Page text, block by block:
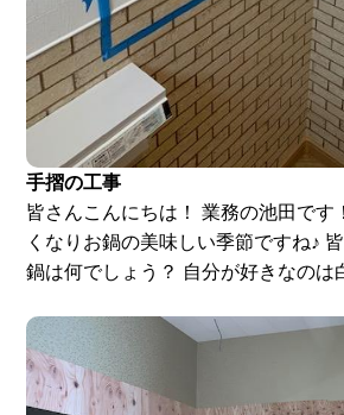
手摺の工事
皆さんこんにちは！ 業務の池田です
くなりお鍋の美味しい季節ですね♪
鍋は何でしょう？ 自分が好きなのは